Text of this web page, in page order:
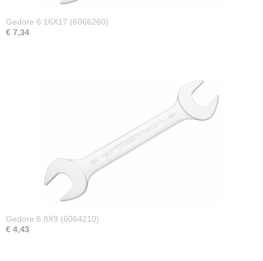
Gedore 6 16X17 (6066260)
€ 7,34
Gedore 6 8X9 (6064210)
€ 4,43